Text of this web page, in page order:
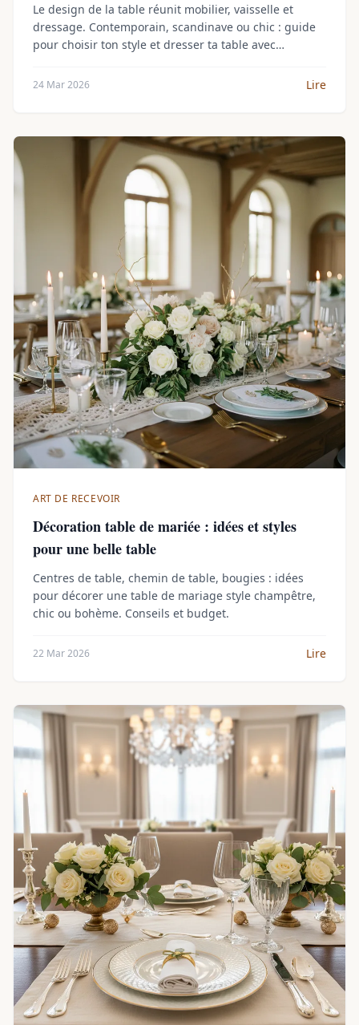
Le design de la table réunit mobilier, vaisselle et
dressage. Contemporain, scandinave ou chic : guide
pour choisir ton style et dresser ta table avec
24 Mar 2026 Lire
ART DE RECEVOIR
Décoration table de mariée : idées et styles
pour une belle table
Centres de table, chemin de table, bougies : idées
pour décorer une table de mariage style champêtre,
chic ou bohème. Conseils et budget.
22 Mar 2026 Lire